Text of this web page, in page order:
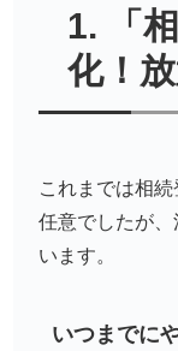
1. 「
化！
これまでは相
任意でしたが
います。
いつまでに